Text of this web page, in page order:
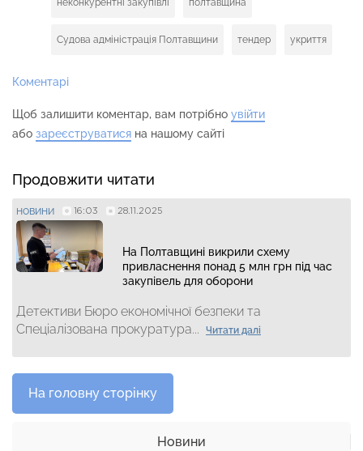
неконкурентні закупівлі полтавщина
Судова адміністрація Полтавщини тендер укриття
Коментарі
Щоб залишити коментар, вам потрібно увійти
або зареєструватися на нашому сайті
Продовжити читати
НОВИНИ 16:03 28.11.2025
На Полтавщині викрили схему
привласнення понад 5 млн грн під час
закупівель для оборони
Детективи Бюро економічної безпеки та
Спеціалізована прокуратура...
Читати далі
На головну сторінку
Новини